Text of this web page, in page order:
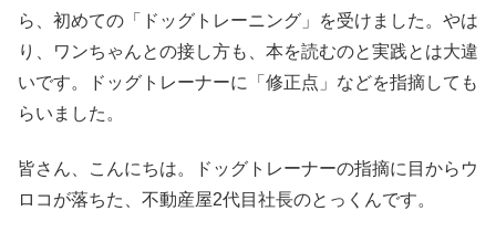
ら、初めての「ドッグトレーニング」を受けました。やは
り、ワンちゃんとの接し方も、本を読むのと実践とは大違
いです。ドッグトレーナーに「修正点」などを指摘しても
らいました。
皆さん、こんにちは。ドッグトレーナーの指摘に目からウ
ロコが落ちた、不動産屋2代目社長のとっくんです。